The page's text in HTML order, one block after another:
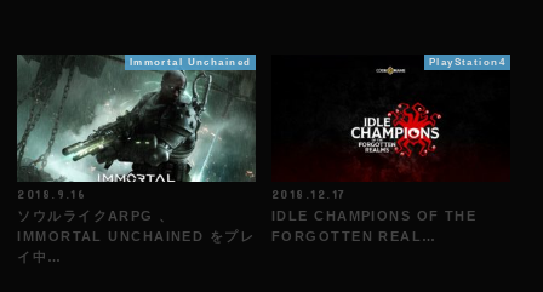
Immortal Unchained
2018.9.16
ソウルライクARPG 、
IMMORTAL UNCHAINED をプレ
イ中…
PlayStation4
2018.12.17
IDLE CHAMPIONS OF THE
FORGOTTEN REAL…